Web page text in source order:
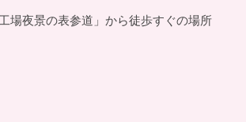
場夜景の表参道」から徒歩すぐの場所